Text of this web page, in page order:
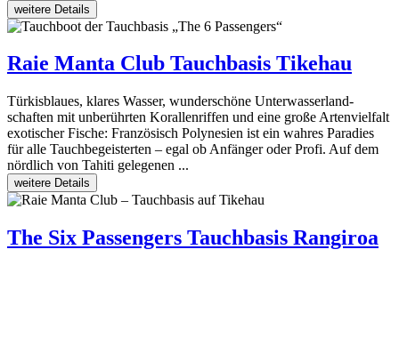
weitere Details
Raie Manta Club Tauchbasis Tikehau
Türkisblaues, klares Wasser, wunderschöne Unterwasserland-
schaften mit unberührten Korallenriffen und eine große Artenvielfalt
exotischer Fische: Französisch Polynesien ist ein wahres Paradies
für alle Tauchbegeisterten – egal ob Anfänger oder Profi. Auf dem
nördlich von Tahiti gelegenen ...
weitere Details
The Six Passengers Tauchbasis Rangiroa